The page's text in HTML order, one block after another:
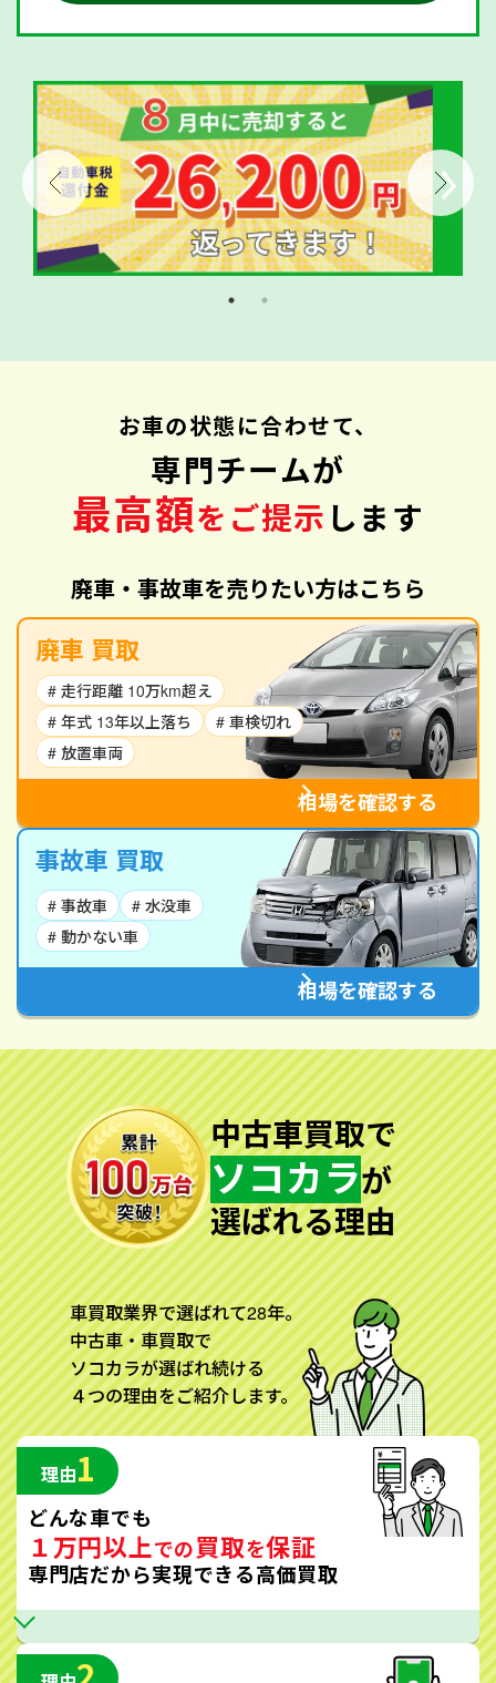
お車の状態に合わせて、
専門チームが
最高額をご提示 します
廃車・事故車を売りたい方はこちら
廃車 買取
# 走行距離 10万km超え
# 年式 13年以上落ち
# 車検切れ
# 放置車両
相場を確認する
事故車 買取
# 事故車
# 水没車
# 動かない車
相場を確認する
中古車買取で
ソコカラが
選ばれる理由
車買取業界で選ばれて28年。
中古車・車買取で
ソコカラが選ばれ続ける
４つの理由をご紹介します。
理由1
どんな車でも
１万円以上での買取を保証
専門店だから実現できる高価買取